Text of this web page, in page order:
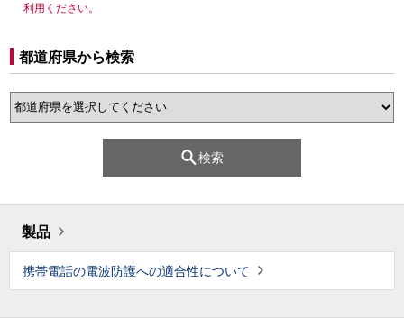
利用ください。
都道府県から検索
検索
製品
携帯電話の電波防護への適合性について